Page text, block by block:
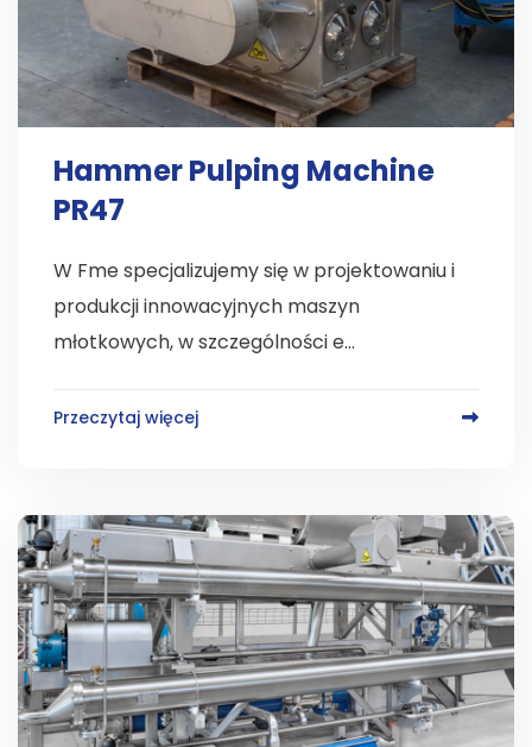
Hammer Pulping Machine
PR47
W Fme specjalizujemy się w projektowaniu i
produkcji innowacyjnych maszyn
młotkowych, w szczególności e...
Przeczytaj więcej